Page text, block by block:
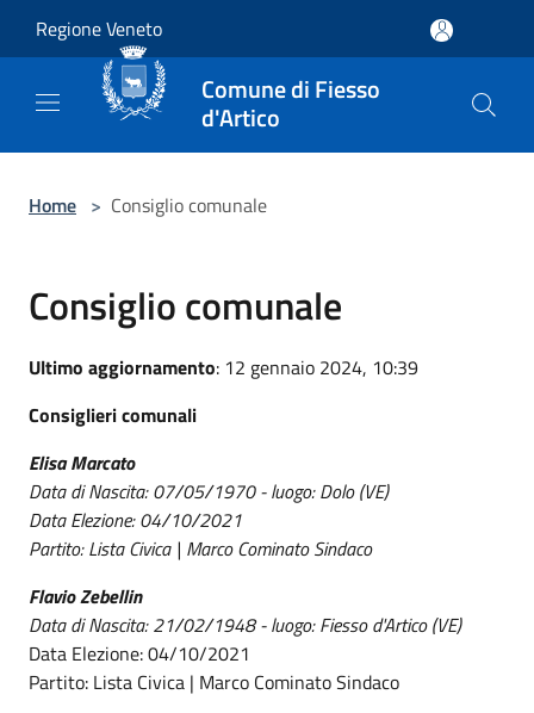
Regione Veneto
Comune di Fiesso
d'Artico
Home > Consiglio comunale
Consiglio comunale
Ultimo aggiornamento: 12 gennaio 2024, 10:39
Consiglieri comunali
Elisa Marcato
Data di Nascita: 07/05/1970 - luogo: Dolo (VE)
Data Elezione: 04/10/2021
Partito: Lista Civica | Marco Cominato Sindaco
Flavio Zebellin
Data di Nascita: 21/02/1948 - luogo: Fiesso d'Artico (VE)
Data Elezione: 04/10/2021
Partito: Lista Civica | Marco Cominato Sindaco